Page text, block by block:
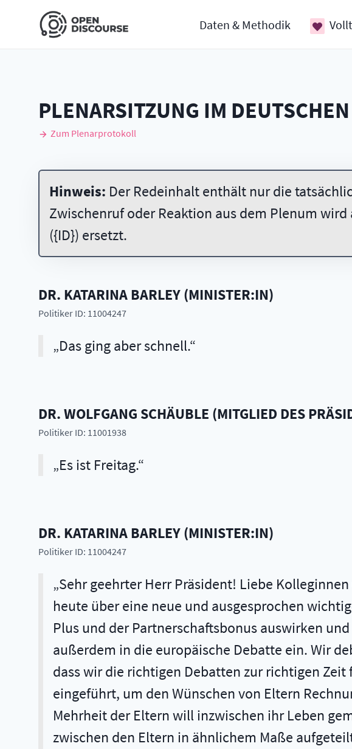
Daten & Methodik
PLENARSITZUNG IM
Zum Plenarprotokoll
Hinweis: Der Redeinhalt enthält nur die
Zwischenruf oder Reaktion aus dem Plenum
({ID}) ersetzt.
DR. KATARINABARLEY(MINISTER:IN)
Politiker ID: 11004247
Das ging aber schnell.
DR.WOLFGANG SCHÄUBLE (MITGLIED DES
Politiker ID: 11001938
Es ist Freitag.
DR. KATARINABARLEY(MINISTER:IN)
Politiker ID: 11004247
Sehr geehrter Herr Präsident! Liebe
heute über eine neue und ausgesprochen
Plus und der Partnerschaftsbonus auswirken
außerdem in die europäische Debatte ein. Wir
dass wir die richtigen Debatten zur richtigen
eingeführt, um den Wünschen von Eltern
Mehrheit der Eltern will inzwischen ihr Leben
zwischen den Eltern in ähnlichem Maße